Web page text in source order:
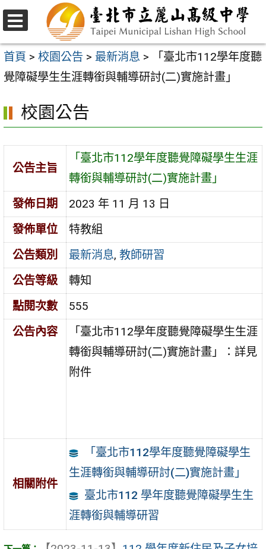
跳
至
主
要
容
區
選
單
首頁 > 校園公告 > 最新消息 >
「臺北市112學年度聽
覺障礙學生生涯轉銜與輔導研討(二)實施計畫」
校園公告
公告主旨
「臺北市112學年度聽覺障礙學生生涯
轉銜與輔導研討(二)實施計畫」
發佈日期
2023 年 11 月 13 日
發佈單位
特教組
公告類別
最新消息,教師研習
公告等級
轉知
點閱次數
555
公告內容
「臺北市112學年度聽覺障礙學生生涯
轉銜與輔導研討(二)實施計畫」：詳見
附件
相關附件
「臺北市112學年度聽覺障礙學生
生涯轉銜與輔導研討(二)實施計畫」
臺北市112 學年度聽覺障礙學生生
涯轉銜與輔導研習